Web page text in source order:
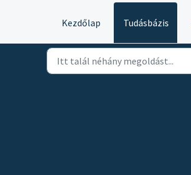
Kezdőlap Tudásbázis